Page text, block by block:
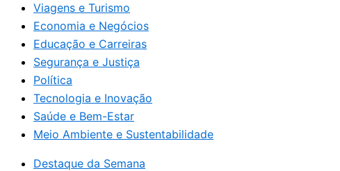
Viagens e Turismo
Economia e Negócios
Educação e Carreiras
Segurança e Justiça
Política
Tecnologia e Inovação
Saúde e Bem-Estar
Meio Ambiente e Sustentabilidade
Destaque da Semana